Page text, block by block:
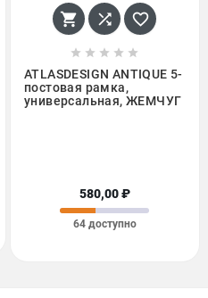
  
    
ATLASDESIGN ANTIQUE 5-
постовая рамка,
универсальная, ЖЕМЧУГ
580,00 ₽
64 доступно